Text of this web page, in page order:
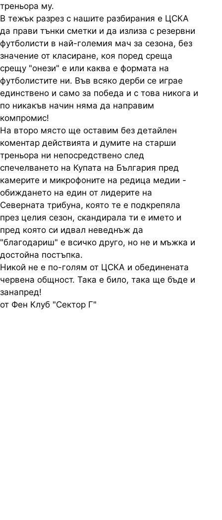
треньора му.
В тежък разрез с нашите разбирания е ЦСКА
да прави тънки сметки и да излиза с резервни
футболисти в най-големия мач за сезона, без
значение от класиране, коя поред среща
срещу "онези" е или каква е формата на
футболистите ни. Във всяко дерби се играе
единствено и само за победа и с това никога и
по никакъв начин няма да направим
компромис!
На второ място ще оставим без детайлен
коментар действията и думите на старши
треньора ни непосредствено след
спечелването на Купата на България пред
камерите и микрофоните на редица медии -
обиждането на един от лидерите на
Северната трибуна, която те е подкрепяла
през целия сезон, скандирала ти е името и
пред която си идвал неведнъж да
"благодариш" е всичко друго, но не и мъжка и
достойна постъпка.
Никой не е по-голям от ЦСКА и обединената
червена общност. Така е било, така ще бъде и
занапред!
от Фен Клуб "Сектор Г"